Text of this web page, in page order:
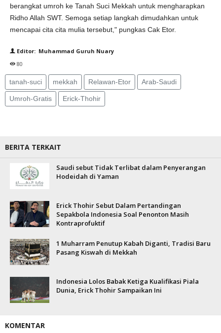
berangkat umroh ke Tanah Suci Mekkah untuk mengharapkan
Ridho Allah SWT. Semoga setiap langkah dimudahkan untuk
mencapai cita cita mulia tersebut," pungkas Cak Etor.
Editor: Muhammad Guruh Nuary
80
tanah-suci mekkah Relawan-Etor Arab-Saudi
Umroh-Gratis Erick-Thohir
BERITA TERKAIT
Saudi sebut Tidak Terlibat dalam Penyerangan
Hodeidah di Yaman
Erick Thohir Sebut Dalam Pertandingan
Sepakbola Indonesia Soal Penonton Masih
Kontraprofuktif
1 Muharram Penutup Kabah Diganti, Tradisi Baru
Pasang Kiswah di Mekkah
Indonesia Lolos Babak Ketiga Kualifikasi Piala
Dunia, Erick Thohir Sampaikan Ini
KOMENTAR